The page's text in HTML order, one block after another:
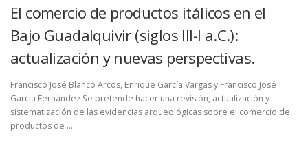
El comercio de productos itálicos en el
Bajo Guadalquivir (siglos III-I a.C.):
actualización y nuevas perspectivas.
Francisco José Blanco Arcos, Enrique García Vargas y Francisco José
García Fernández Se pretende hacer una revisión, actualización y
sistematización de las evidencias arqueológicas sobre el comercio de
productos de …